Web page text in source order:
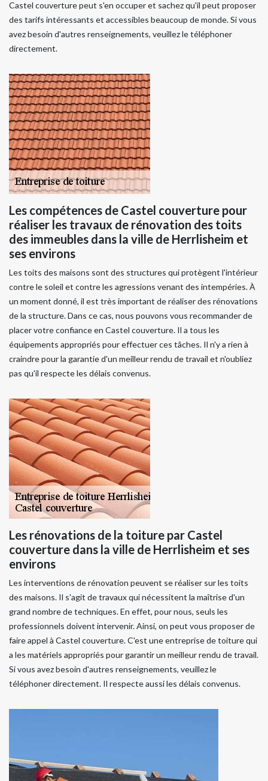
Castel couverture peut s'en occuper et sachez qu'il peut proposer
des tarifs intéressants et accessibles beaucoup de monde. Si vous
avez besoin d'autres renseignements, veuillez le téléphoner
directement.
Les compétences de Castel couverture pour
réaliser les travaux de rénovation des toits
des immeubles dans la ville de Herrlisheim et
ses environs
Les toits des maisons sont des structures qui protègent l'intérieur
contre le soleil et contre les agressions venant des intempéries. À
un moment donné, il est très important de réaliser des rénovations
de la structure. Dans ce cas, nous pouvons vous recommander de
placer votre confiance en Castel couverture. Il a tous les
équipements appropriés pour effectuer ces tâches. Il n'y a rien à
craindre pour la garantie d'un meilleur rendu de travail et n'oubliez
pas qu'il respecte les délais convenus.
Les rénovations de la toiture par Castel
couverture dans la ville de Herrlisheim et ses
environs
Les interventions de rénovation peuvent se réaliser sur les toits
des maisons. Il s'agit de travaux qui nécessitent la maîtrise d'un
grand nombre de techniques. En effet, pour nous, seuls les
professionnels doivent intervenir. Ainsi, on peut vous proposer de
faire appel à Castel couverture. C'est une entreprise de toiture qui
a les matériels appropriés pour garantir un meilleur rendu de travail.
Si vous avez besoin d'autres renseignements, veuillez le
téléphoner directement. Il respecte aussi les délais convenus.